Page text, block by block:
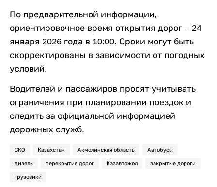
По предварительной информации,
ориентировочное время открытия дорог – 24
января 2026 года в 10:00. Сроки могут быть
скорректированы в зависимости от погодных
условий.
Водителей и пассажиров просят учитывать
ограничения при планировании поездок и
следить за официальной информацией
дорожных служб.
СКО Казахстан Акмолинская область Автобусы
дизель перекрытие дорог Казавтожол закрытые дороги
грузовики